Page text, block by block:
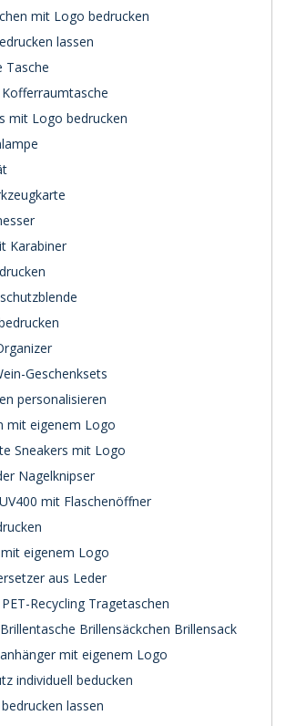
mit Logo bedrucken
lassen
Tasche
mit Logo bedrucken
Karabiner
Geschenksets
personalisieren
mit eigenem Logo
Sneakers mit Logo
Nagelknipser
mit Flaschenöffner
eigenem Logo
aus Leder
Recycling Tragetaschen
Brillensäckchen Brillensack
mit eigenem Logo
individuell beducken
lassen